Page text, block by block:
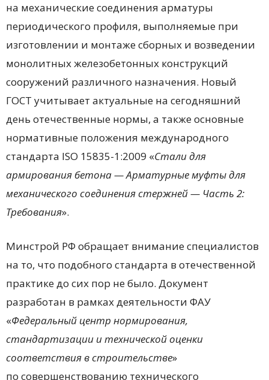
на механические соединения арматуры
периодического профиля, выполняемые при
изготовлении и монтаже сборных и возведении
монолитных железобетонных конструкций
сооружений различного назначения. Новый
ГОСТ учитывает актуальные на сегодняшний
день отечественные нормы, а также основные
нормативные положения международного
стандарта ISO 15835-1:2009 «Стали для
армирования бетона — Арматурные муфты для
механического соединения стержней — Часть 2:
Требования».
Минстрой РФ обращает внимание специалистов
на то, что подобного стандарта в отечественной
практике до сих пор не было. Документ
разработан в рамках деятельности ФАУ
«Федеральный центр нормирования,
стандартизации и технической оценки
соответствия в строительстве»
по совершенствованию технического